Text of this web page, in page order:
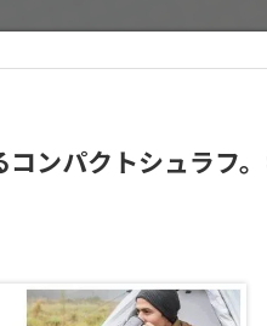
ンパクトシュラフ。